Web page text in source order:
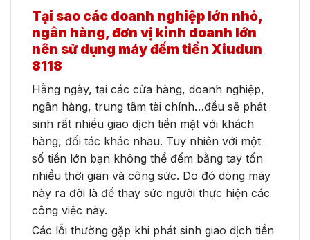
Tại sao các doanh nghiệp lớn nhỏ,
ngân hàng, đơn vị kinh doanh lớn
nên sử dụng máy đếm tiền Xiudun
8118
Hằng ngày, tại các cửa hàng, doanh nghiệp,
ngân hàng, trung tâm tài chính…đều sẽ phát
sinh rất nhiều giao dịch tiền mặt với khách
hàng, đối tác khác nhau. Tuy nhiên với một
số tiền lớn bạn không thể đếm bằng tay tốn
nhiều thời gian và công sức. Do đó dòng máy
này ra đời là để thay sức người thực hiện các
công việc này.
Các lỗi thường gặp khi phát sinh giao dịch tiền